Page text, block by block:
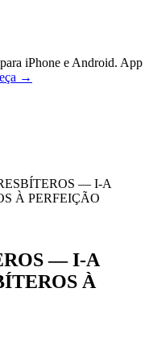
iPhone e Android. App
→
— I-A
À PERFEIÇÃO
— I-A
À